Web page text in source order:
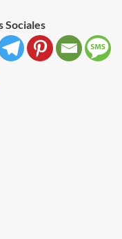
Sociales